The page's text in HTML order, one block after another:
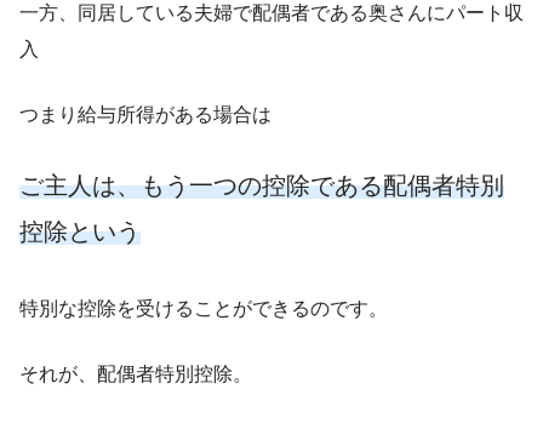
一方、同居している夫婦で配偶者である奥さんにパート収
入
つまり給与所得がある場合は
ご主人は、もう一つの控除である配偶者特別
控除という
特別な控除を受けることができるのです。
それが、配偶者特別控除。